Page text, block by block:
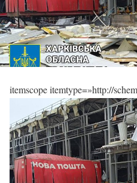
itemscope itemtype=»http://